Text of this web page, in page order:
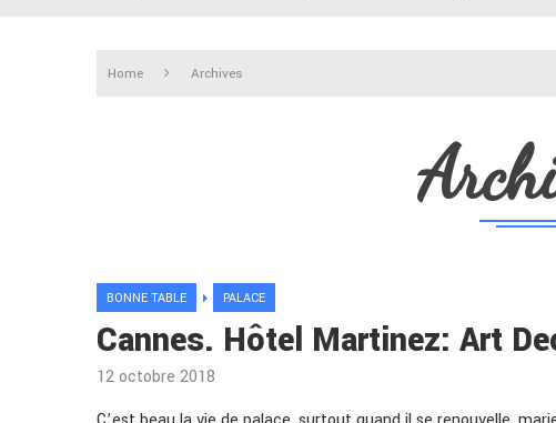
Home Archives
BONNE TABLE PALACE
Cannes. Hôtel Martinez: Art
12 octobre 2018